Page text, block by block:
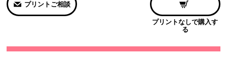
プリントご相談
プリントなしで購入す
る